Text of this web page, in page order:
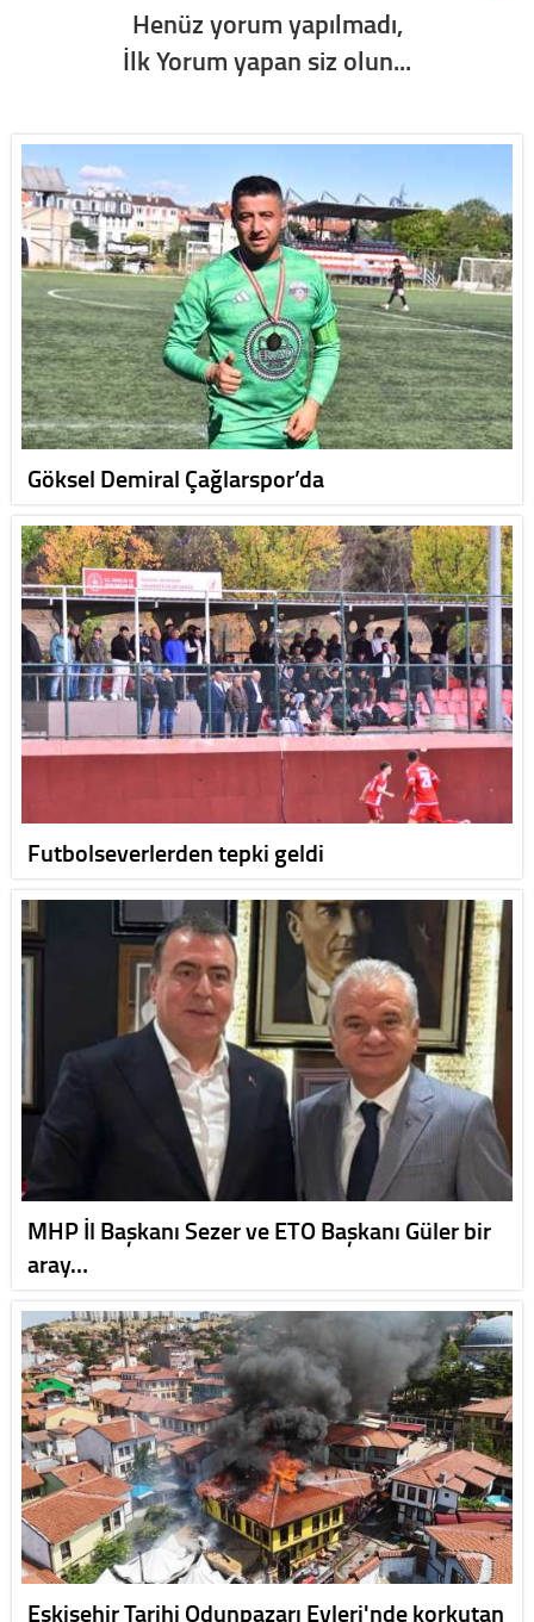
Henüz yorum yapılmadı,
İlk Yorum yapan siz olun...
Göksel Demiral Çağlarspor’da
Futbolseverlerden tepki geldi
MHP İl Başkanı Sezer ve ETO Başkanı Güler bir
aray…
Eskişehir Tarihi Odunpazarı Evleri'nde korkutan